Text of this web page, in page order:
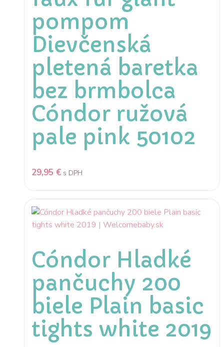
pompom
Dievčenská
pletená baretka
bez brmbolca
Cóndor ružová
pale pink 50102
29,95 € s DPH
Cóndor Hladké
pančuchy 200
biele Plain basic
tights white 2019